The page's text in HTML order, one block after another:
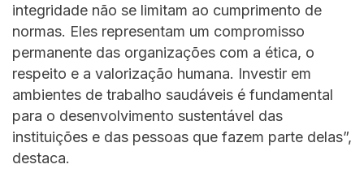
integridade não se limitam ao cumprimento de
normas. Eles representam um compromisso
permanente das organizações com a ética, o
respeito e a valorização humana. Investir em
ambientes de trabalho saudáveis é fundamental
para o desenvolvimento sustentável das
instituições e das pessoas que fazem parte delas”,
destaca.